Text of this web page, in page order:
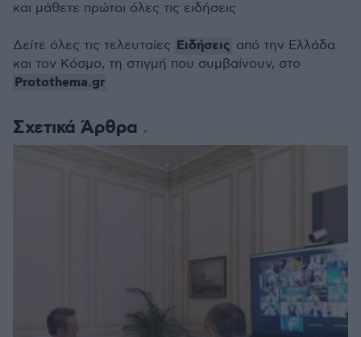
Σχετικά Άρθρα
και μάθετε πρώτοι όλες τις ειδήσεις
Δείτε όλες τις τελευταίες Ειδήσεις από την Ελλάδα
και τον Κόσμο, τη στιγμή που συμβαίνουν, στο
Protothema.gr